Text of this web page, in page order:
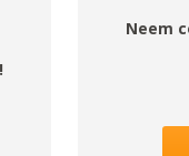
Neem